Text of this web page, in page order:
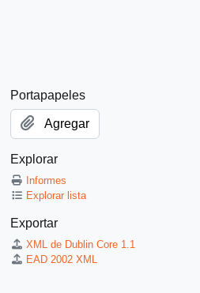
Clicking any image in
Portapapeles
Agregar
Explorar
Informes
Explorar lista
Exportar
XML de Dublin Core 1.1
EAD 2002 XML